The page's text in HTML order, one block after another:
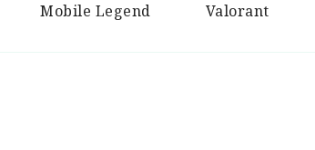
Mobile Legend Valorant